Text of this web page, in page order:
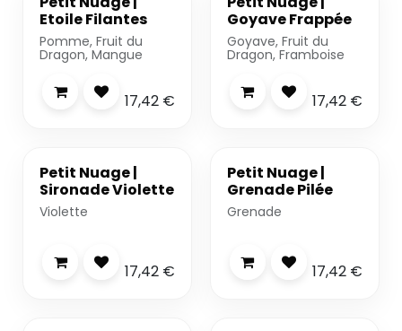
Etoile Filantes
Pomme, Fruit du
Dragon, Mangue
17,42€
Goyave Frappée
Goyave, Fruit du
Dragon, Framboise
17,42€
Petit Nuage |
Sironade Violette
Violette
17,42€
-20%
Petit Nuage |
Grenade Pilée
Grenade
17,42€